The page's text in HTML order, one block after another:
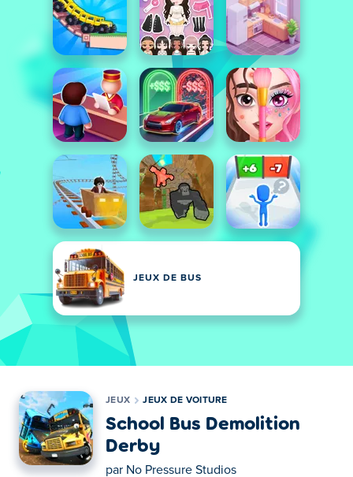
JEUX DE BUS
JEUX JEUX DE VOITURE
School Bus Demolition
Derby
par No Pressure Studios